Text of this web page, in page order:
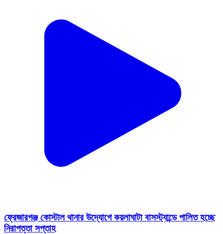
ফ্রেজারগঞ্জ কোস্টাল থানার উদ্যোগে কয়লাঘাটা বাসস্ট্যান্ডে পালিত হচ্ছে
নিরাপত্তা সপ্তাহ